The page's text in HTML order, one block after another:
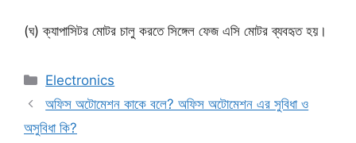
(ঘ) ক্যাপাসিটর মোটর চালু করতে সিঙ্গেল ফেজ এসি মোটর ব্যবহৃত হয়।
Categories
Electronics
অফিস অটোমেশন কাকে বলে? অফিস অটোমেশন এর সুবিধা ও
অসুবিধা কি?